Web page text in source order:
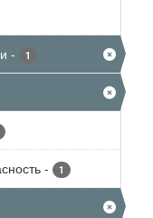
- 1
- 1